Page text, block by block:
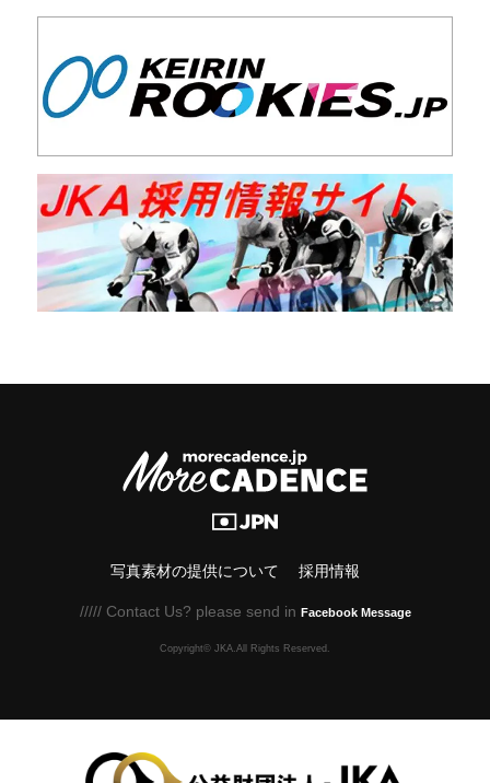
写真素材の提供について 採用情報
///// Contact Us? please send in Facebook Message
Copyright© JKA.All Rights Reserved.